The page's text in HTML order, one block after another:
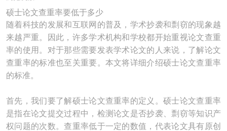
硕士论文查重率要低于多少
随着科技的发展和互联网的普及，学术抄袭和剽窃的现象越
来越严重。因此，许多学术机构和学校都开始重视论文查重
率的使用。对于那些需要发表学术论文的人来说，了解论文
查重率的标准也至关重要。本文将详细介绍硕士论文查重率
的标准。
首先，我们要了解硕士论文查重率的定义。硕士论文查重率
是指在论文提交过程中，检测论文是否抄袭、剽窃等知识产
权问题的次数。查重率低于一定的数值，代表论文具有原创